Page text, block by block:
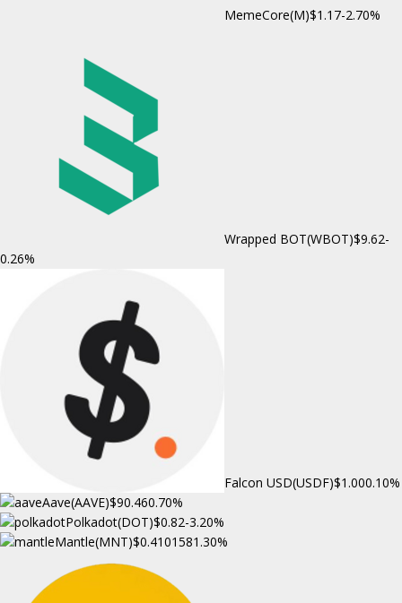
MemeCore(M)$1.17-2.70%
Wrapped BOT(WBOT)$9.62-
0.26%
Falcon USD(USDF)$1.000.10%
Aave(AAVE)$90.460.70%
Polkadot(DOT)$0.82-3.20%
Mantle(MNT)$0.4101581.30%